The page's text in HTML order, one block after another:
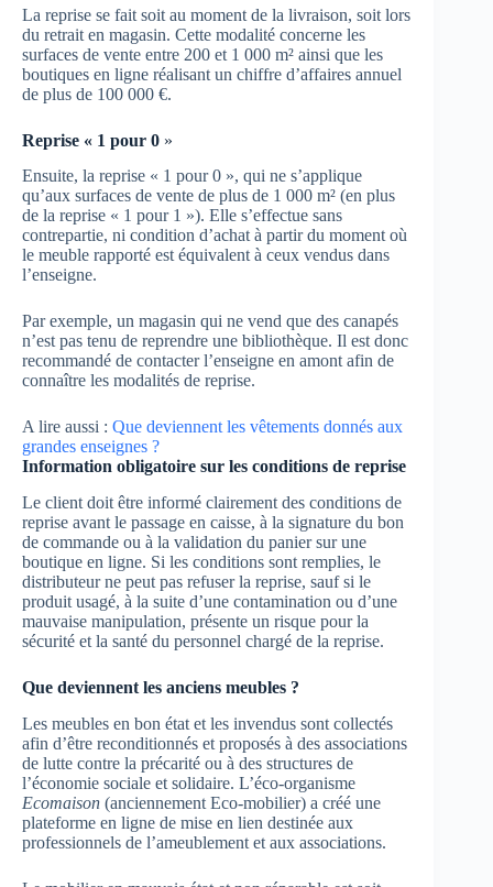
La reprise se fait soit au moment de la livraison, soit lors
du retrait en magasin. Cette modalité concerne les
surfaces de vente entre 200 et 1 000 m² ainsi que les
boutiques en ligne réalisant un chiffre d’affaires annuel
de plus de 100 000 €.
Reprise « 1 pour 0 »
Ensuite, la reprise « 1 pour 0 », qui ne s’applique
qu’aux surfaces de vente de plus de 1 000 m² (en plus
de la reprise « 1 pour 1 »). Elle s’effectue sans
contrepartie, ni condition d’achat à partir du moment où
le meuble rapporté est équivalent à ceux vendus dans
l’enseigne.
Par exemple, un magasin qui ne vend que des canapés
n’est pas tenu de reprendre une bibliothèque. Il est donc
recommandé de contacter l’enseigne en amont afin de
connaître les modalités de reprise.
A lire aussi : Que deviennent les vêtements donnés aux
grandes enseignes ?
Information obligatoire sur les conditions de reprise
Le client doit être informé clairement des conditions de
reprise avant le passage en caisse, à la signature du bon
de commande ou à la validation du panier sur une
boutique en ligne. Si les conditions sont remplies, le
distributeur ne peut pas refuser la reprise, sauf si le
produit usagé, à la suite d’une contamination ou d’une
mauvaise manipulation, présente un risque pour la
sécurité et la santé du personnel chargé de la reprise.
Que deviennent les anciens meubles ?
Les meubles en bon état et les invendus sont collectés
afin d’être reconditionnés et proposés à des associations
de lutte contre la précarité ou à des structures de
l’économie sociale et solidaire. L’éco-organisme
Ecomaison (anciennement Eco-mobilier) a créé une
plateforme en ligne de mise en lien destinée aux
professionnels de l’ameublement et aux associations.